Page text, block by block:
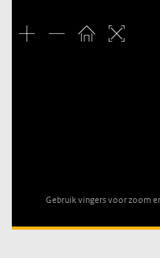
Gebruik vingers voor zoom